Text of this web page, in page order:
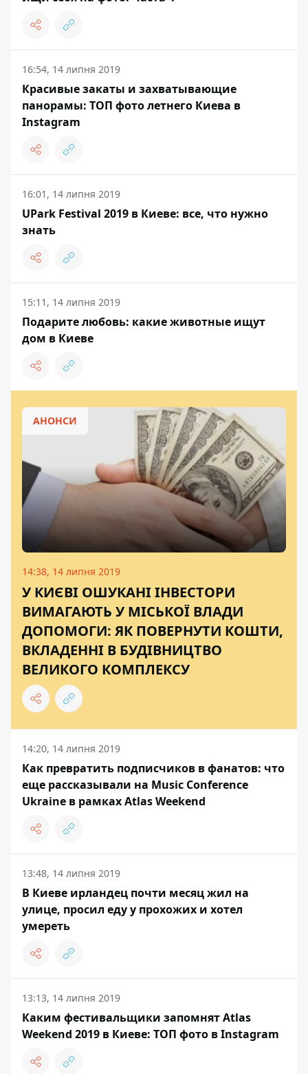
16:54, 14 липня 2019
Красивые закаты и захватывающие
панорамы: ТОП фото летнего Киева в
Instagram
16:01, 14 липня 2019
UPark Festival 2019 в Киеве: все, что нужно
знать
15:11, 14 липня 2019
Подарите любовь: какие животные ищут
дом в Киеве
АНОНСИ
14:38, 14 липня 2019
У КИЄВІ ОШУКАНІ ІНВЕСТОРИ
ВИМАГАЮТЬ У МІСЬКОЇ ВЛАДИ
ДОПОМОГИ: ЯК ПОВЕРНУТИ КОШТИ,
ВКЛАДЕННІ В БУДІВНИЦТВО
ВЕЛИКОГО КОМПЛЕКСУ
14:20, 14 липня 2019
Как превратить подписчиков в фанатов: что
еще рассказывали на Music Conference
Ukraine в рамках Atlas Weekend
13:48, 14 липня 2019
В Киеве ирландец почти месяц жил на
улице, просил еду у прохожих и хотел
умереть
13:13, 14 липня 2019
Каким фестивальщики запомнят Atlas
Weekend 2019 в Киеве: ТОП фото в Instagram